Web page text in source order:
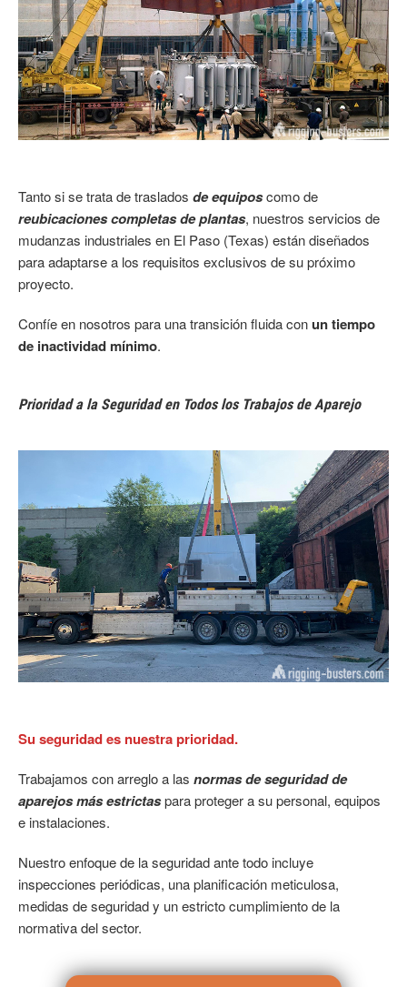
Tanto si se trata de traslados de equiposcomo de
reubicaciones completas de plantas, nuestros servicios de
mudanzas industriales en El Paso (Texas) están diseñados
para adaptarse a los requisitos exclusivos de su próximo
proyecto.
Confíe en nosotros para una transición fluida conun tiempo
de inactividad mínimo.
Prioridad a la Seguridad en Todos los Trabajos de Aparejo
Su seguridad es nuestra prioridad.
Trabajamos con arreglo a las normas de seguridad de
aparejos más estrictaspara proteger a su personal, equipos
e instalaciones.
Nuestro enfoque de la seguridad ante todo incluye
inspecciones periódicas, una planificación meticulosa,
medidas de seguridad y un estricto cumplimiento de la
normativa del sector.